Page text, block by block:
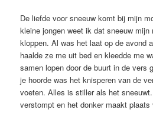
De liefde voor sneeuw komt bij mijn
kleine jongen weet ik dat sneeuw mijn
kloppen. Al was het laat op de avond
haalde ze me uit bed en kleedde me
samen lopen door de buurt in de vers
je hoorde was het knisperen van de
voeten. Alles is stiller als het
verstompt en het donker maakt plaats